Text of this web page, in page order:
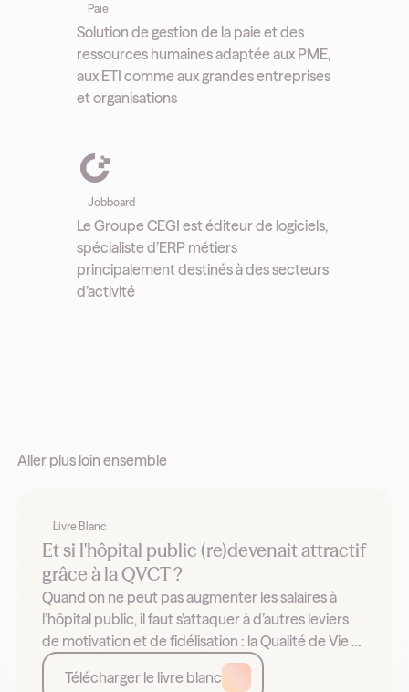
Paie
Solution de gestion de la paie et des
ressources humaines adaptée aux PME,
aux ETI comme aux grandes entreprises
et organisations
Jobboard
Le Groupe CEGI est éditeur de logiciels,
spécialiste d’ERP métiers
principalement destinés à des secteurs
d’activité
Aller plus loin ensemble
Livre Blanc
Et si l'hôpital public (re)devenait attractif
grâce à la QVCT ?
Quand on ne peut pas augmenter les salaires à
l’hôpital public, il faut s’attaquer à d’autres leviers
de motivation et de fidélisation : la Qualité de Vie et
les Conditions de Travail (QVCT). Exemples et
leviers.
Télécharger le livre blanc